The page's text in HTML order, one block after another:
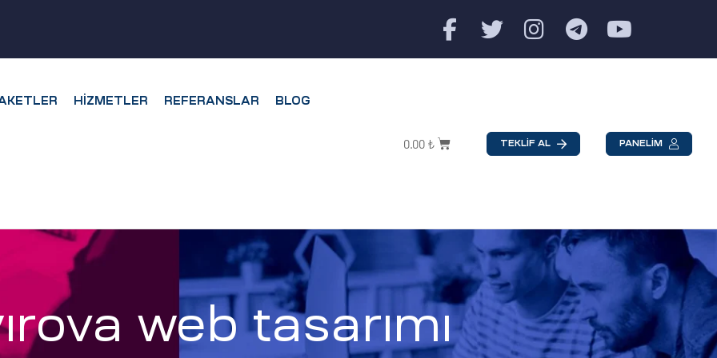
HIZMETLER REFERANSLAR BLOG
0.00 ₺ TEKLİF AL PANELİM
web tasarımı